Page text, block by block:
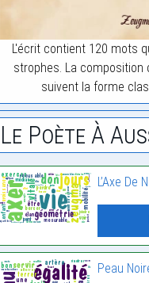
L'écrit contient 120 mots
strophes. La composition
suivent la forme
Le Poète À
L’Axe De
Peau